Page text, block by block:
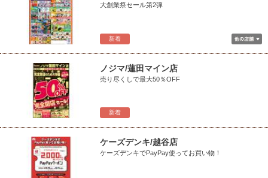
新着
大創業祭セール第2弾
新着
ノジマ/蓮田マイン店
売り尽くしで最大50％OFF
ケーズデンキ/越谷店
ケーズデンキでPayPay使ってお買い物！